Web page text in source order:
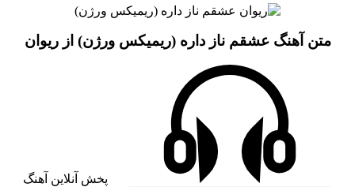
متن آهنگ عشقم ناز داره (ریمیکس ورژن) از ریوان
پخش آنلاین آهنگ